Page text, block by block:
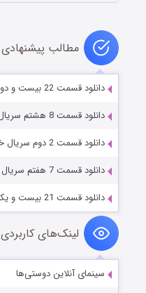
مطالب پیشنهادی
دانلود قسمت 22 بیست و دوم سریال خاتون
دانلود قسمت 8 هشتم سریال خاتون
دانلود قسمت 2 دوم سریال خاتون
دانلود قسمت 7 هفتم سریال خاتون
دانلود قسمت 21 بیست و یکم سریال خاتون
لینک‌های کاربردی
سینمای آنلاین دوستی‌ها